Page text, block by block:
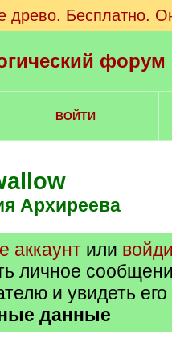
древо. Бесплатно.
ВОЙТИ
Архиреева
аккаунт или
личное
и увидеть
данные